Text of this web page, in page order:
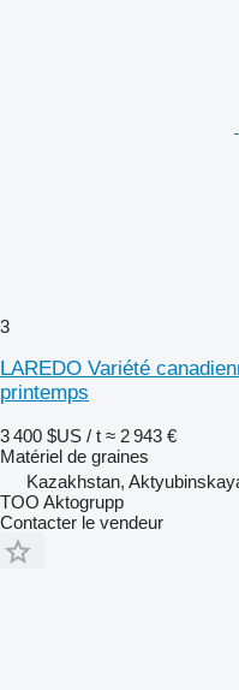
3
LAREDO Variété
printemps
3 400 $US / t ≈ 2 943 €
Matériel de graines
Kazakhstan,
TOO Aktogrupp
Contacter le vendeur